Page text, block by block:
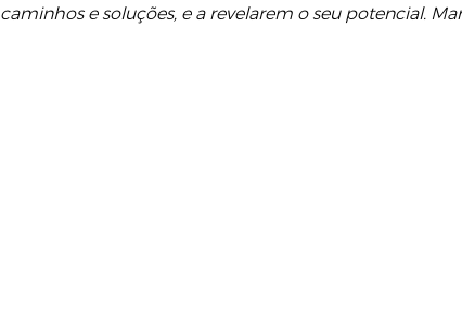
caminhos e soluções, e a revelarem o seu potencial.